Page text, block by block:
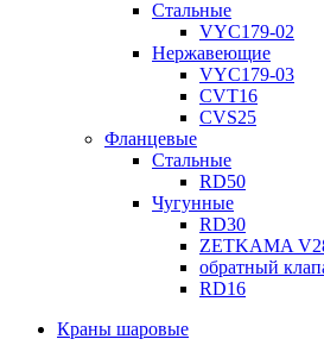
Стальные
VYC179-02
Нержавеющие
VYC179-03
CVT16
CVS25
Фланцевые
Стальные
RD50
Чугунные
RD30
ZETKAMA
обратный
RD16
Краны шаровые